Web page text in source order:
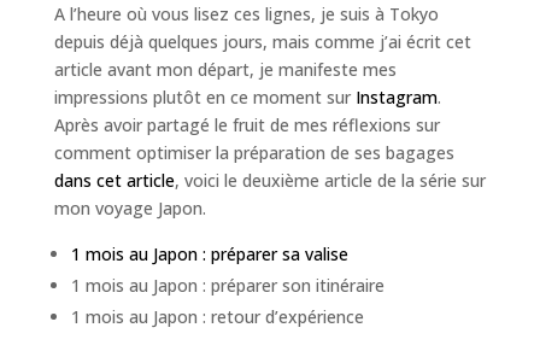
A l’heure où vous lisez ces lignes, je suis à Tokyo
depuis déjà quelques jours, mais comme j’ai écrit cet
article avant mon départ, je manifeste mes
impressions plutôt en ce moment sur Instagram.
Après avoir partagé le fruit de mes réflexions sur
comment optimiser la préparation de ses bagages
dans cet article, voici le deuxième article de la série sur
mon voyage Japon.
1 mois au Japon : préparer sa valise
1 mois au Japon : préparer son itinéraire
1 mois au Japon : retour d’expérience